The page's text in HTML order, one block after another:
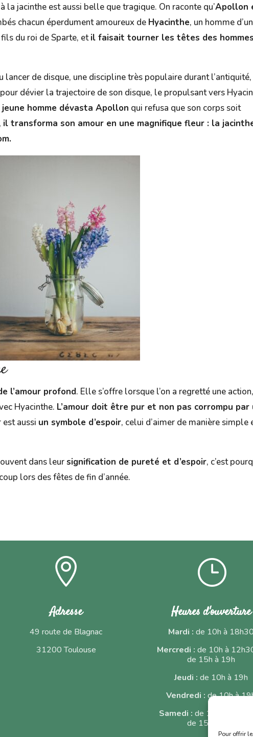
Pour offrir
la jacinthe est aussi belle que tragique. On raconte qu’Apollon
chacun éperdument amoureux de Hyacinthe, un homme
du roi de Sparte, etil faisait tourner les têtes des
lancer de disque, une discipline très populaire durant l’antiquité,
dévier la trajectoire de son disque, le propulsant vers
homme dévasta Apollon qui refusa que son corps soit
il transforma son amour en une magnifique fleur : la
l’amour profond. Elle s’offre lorsque l’on a regretté une
Hyacinthe. L’amour doit être pur et non pas corrompu par
est aussi un symbole d’espoir, celui d’aimer de manière simple
dans leursignification de pureté et d’espoir, c’est
lors des fêtes de fin d’année.

Adresse
49 route de Blagnac
31200 Toulouse
}
Heures d'ouverture
Mardi : de 10h à
Mercredi : de 10h à
de 15h à 19h
Jeudi : de 10h à 19h
Vendredi :de 10h à
Samedi : de 10h à
de 15h à 19h